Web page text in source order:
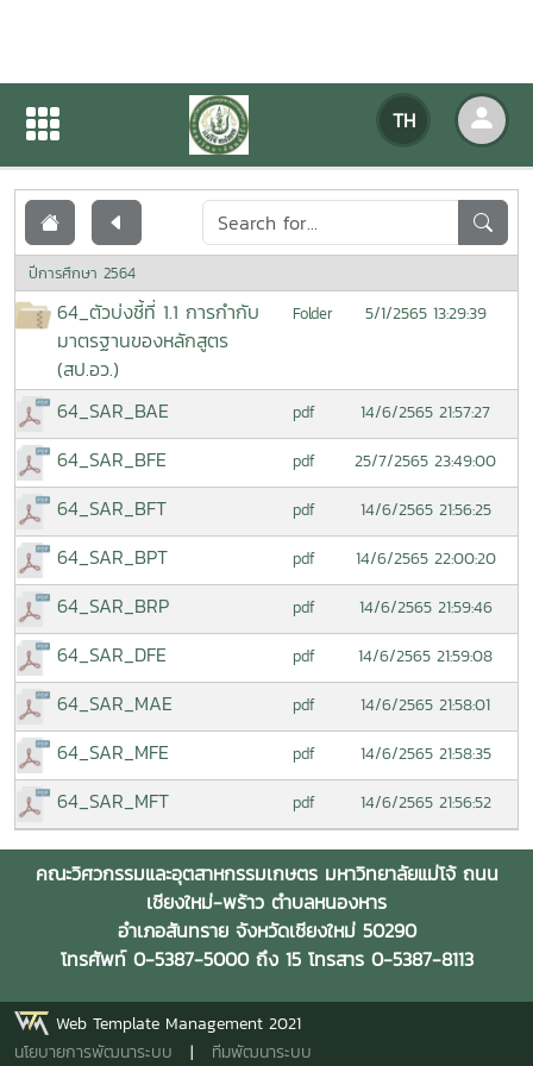
TH
เอกสารเผยแพร่
เอกสารเผยแพร่
ปีการศึกษา 2564
64_ตัวบ่งชี้ที่ 1.1 การกำกับ
มาตรฐานของหลักสูตร
(สป.อว.)
Folder 5/1/2565 13:29:39
64_SAR_BAE pdf 14/6/2565 21:57:27
64_SAR_BFE pdf 25/7/2565 23:49:00
64_SAR_BFT pdf 14/6/2565 21:56:25
64_SAR_BPT pdf 14/6/2565 22:00:20
64_SAR_BRP pdf 14/6/2565 21:59:46
64_SAR_DFE pdf 14/6/2565 21:59:08
64_SAR_MAE pdf 14/6/2565 21:58:01
64_SAR_MFE pdf 14/6/2565 21:58:35
64_SAR_MFT pdf 14/6/2565 21:56:52
คณะวิศวกรรมและอุตสาหกรรมเกษตร มหาวิทยาลัยแม่โจ้ ถนน
เชียงใหม่-พร้าว ตำบลหนองหาร
อำเภอสันทราย จังหวัดเชียงใหม่ 50290
โทรศัพท์ 0-5387-5000 ถึง 15 โทรสาร 0-5387-8113
Web Template Management 2021
นโยบายการพัฒนาระบบ | ทีมพัฒนาระบบ